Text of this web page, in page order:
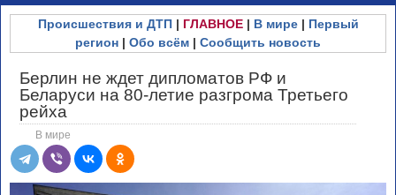
Происшествия и ДТП| ГЛАВНОЕ| В мире| Первый
регион | Обо всём | Сообщить новость
Берлин не ждет дипломатов РФ и
Беларуси на 80-летие разгрома Третьего
рейха
В мире